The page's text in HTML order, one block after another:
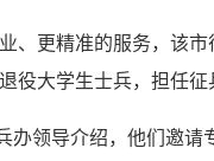
、更精准的服务，该
役大学生士兵，担任
办领导介绍，他们邀